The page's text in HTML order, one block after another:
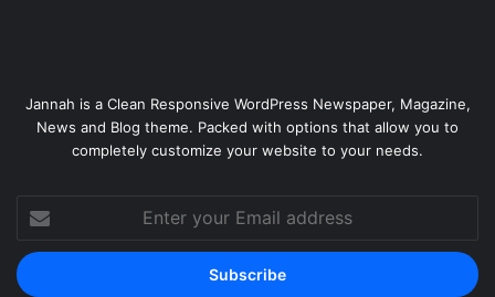
Jannah is a Clean Responsive WordPress Newspaper, Magazine,
News and Blog theme. Packed with options that allow you to
completely customize your website to your needs.
your
Email
address